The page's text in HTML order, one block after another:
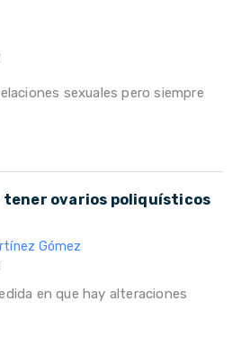
sexuales pero siempre
tener ovarios poliquísticos
Gómez
en que hay alteraciones